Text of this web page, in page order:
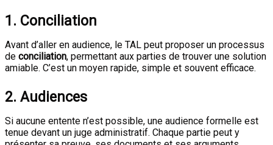
1. Conciliation
Avant d’aller en audience, le TAL peut proposer un processus
de conciliation, permettant aux parties de trouver une solution
amiable. C’est un moyen rapide, simple et souvent efficace.
2. Audiences
Si aucune entente n’est possible, une audience formelle est
tenue devant un juge administratif. Chaque partie peut y